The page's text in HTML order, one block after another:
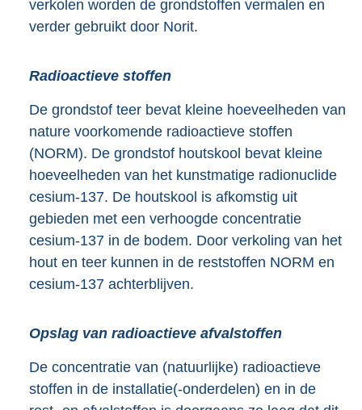
verkolen worden de grondstoffen vermalen en
verder gebruikt door Norit.
Radioactieve stoffen
De grondstof teer bevat kleine hoeveelheden van
nature voorkomende radioactieve stoffen
(NORM). De grondstof houtskool bevat kleine
hoeveelheden van het kunstmatige radionuclide
cesium-137. De houtskool is afkomstig uit
gebieden met een verhoogde concentratie
cesium-137 in de bodem. Door verkoling van het
hout en teer kunnen in de reststoffen NORM en
cesium-137 achterblijven.
Opslag van radioactieve afvalstoffen
De concentratie van (natuurlijke) radioactieve
stoffen in de installatie(-onderdelen) en in de